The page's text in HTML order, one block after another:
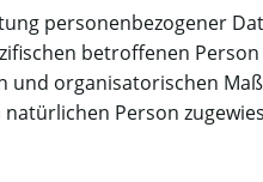
personenbezogener
betroffenen
organisatorischen
Person